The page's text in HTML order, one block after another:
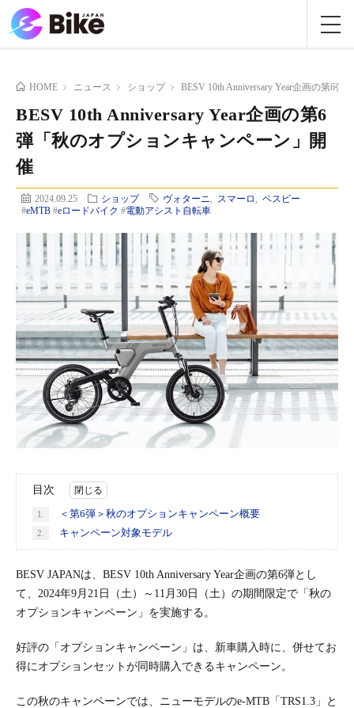
HOME ニュース ショップ BESV 10th Anniversary Year企画の第6
BESV 10th Anniversary Year企画の第6
弾「秋のオプションキャンペーン」開
催
2024.09.25 ショップ ヴォターニ スマーロ ベスビー
#eMTB#eロードバイク #電動アシスト自転車
目次
1. ＜第6弾＞秋のオプションキャンペーン概要
2. キャンペーン対象モデル
BESV JAPANは、BESV 10th Anniversary Year企画の第6弾とし
て、2024年9月21日（土）～11月30日（土）の期間限定で「秋の
オプションキャンペーン」を実施する。
好評の「オプションキャンペーン」は、新車購入時に、併せてお
得にオプションセットが同時購入できるキャンペーン。
この秋のキャンペーンでは、ニューモデルのe-MTB「TRS1.3」と